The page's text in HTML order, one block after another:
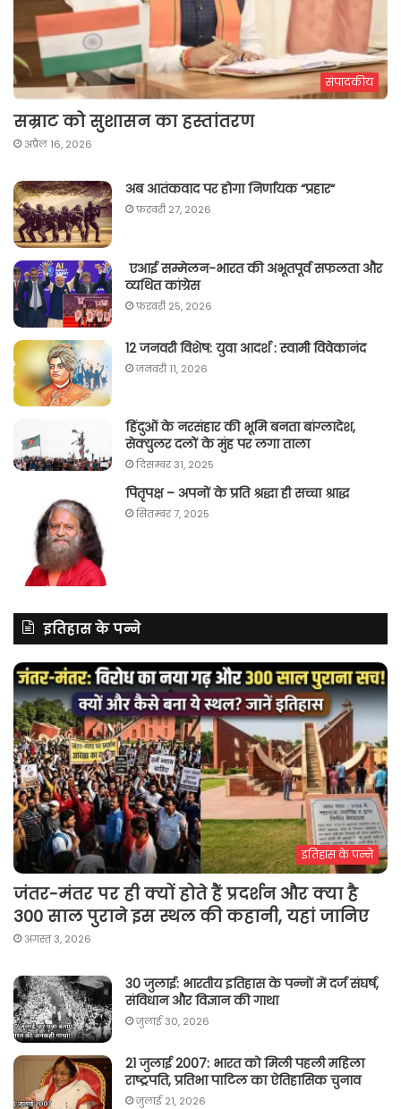
संपादकीय
सम्राट को सुशासन का हस्तांतरण
अप्रैल 16, 2026
अब आतंकवाद पर होगा निर्णायक “प्रहार“
फ़रवरी 27, 2026
एआई सम्मेलन-भारत की अभूतपूर्व सफलता और
व्यथित कांग्रेस
फ़रवरी 25, 2026
12 जनवरी विशेष: युवा आदर्श : स्वामी विवेकानंद
जनवरी 11, 2026
हिंदुओं के नरसंहार की भूमि बनता बांग्लादेश,
सेक्युलर दलों के मुंह पर लगा ताला
दिसम्बर 31, 2025
पितृपक्ष – अपनों के प्रति श्रद्धा ही सच्चा श्राद्ध
सितम्बर 7, 2025
इतिहास के पन्ने
इतिहास के पन्ने
जंतर-मंतर पर ही क्यों होते हैं प्रदर्शन और क्या है
300 साल पुराने इस स्थल की कहानी, यहां जानिए
अगस्त 3, 2026
30 जुलाई: भारतीय इतिहास के पन्नों में दर्ज संघर्ष,
संविधान और विज्ञान की गाथा
जुलाई 30, 2026
21 जुलाई 2007: भारत को मिली पहली महिला
राष्ट्रपति, प्रतिभा पाटिल का ऐतिहासिक चुनाव
जुलाई 21, 2026